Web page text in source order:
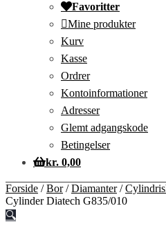
Favoritter
Mine produkter
Kurv
Kasse
Ordrer
Kontoinformationer
Adresser
Glemt adgangskode
Betingelser
kr. 0,00
Forside /Bor/Diamanter/
Cylinder Diatech G835/010
🔍